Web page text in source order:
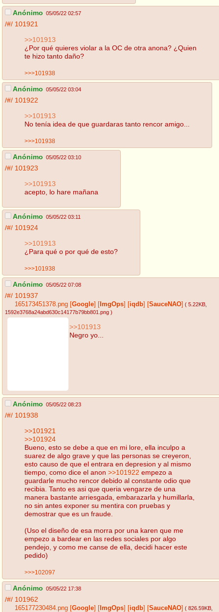
Anónimo 05/05/22 02:57
/#/ 101921
>>101913
¿Por qué quieres violar a la OC de otra anona? ¿Quien
te hizo tanto daño?
>>>101938
Anónimo 05/05/22 03:04
/#/ 101922
>>101913
No tenía idea de que guardaras tanto rencor amigo...
>>>101938
Anónimo 05/05/22 03:10
/#/ 101923
>>101913
acepto, lo hare mañana
Anónimo 05/05/22 03:11
/#/ 101924
>>101913
¿Para qué o por qué de esto?
>>>101938
Anónimo 05/05/22 07:08
/#/ 101937
165173451378.png Google ImgOps iqdb SauceNAO ( 5.22KB
1592e3768a24abd630c14177b79bb801.png )
>>101913
Negro yo...
Anónimo 05/05/22 08:23
/#/ 101938
>>101921
>>101924
Bueno, esto se debe a que en mi lore, ella inculpo a
suarez de algo grave y que las personas se creyeron,
esto causo de que el entrara en depresion y al mismo
tiempo, como dice el anon >>101922 empezo a
guardarle mucho rencor debido al constante odio que
recibia. Tanto es asi que queria vengarze de una
manera bastante arriesgada, embarazarla y humillarla,
no sin antes exponer su mentira con pruebas y
demostrar que es un fraude.
(Uso el diseño de esa morra por una karen que me
empezo a bardear en las redes sociales por algo
pendejo, y como me canse de ella, decidi hacer este
pedido)
>>>102097
Anónimo 05/05/22 17:38
/#/ 101962
165177230484.png Google ImgOps iqdb SauceNAO ( 826.59KB